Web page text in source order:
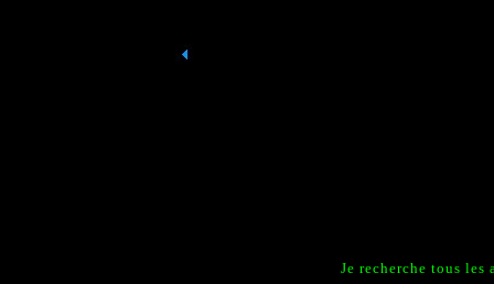
Je recherche tous les